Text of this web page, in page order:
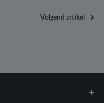
Volgend artikel